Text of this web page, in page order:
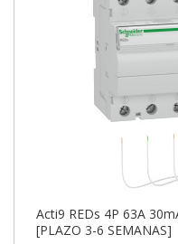
Acti9 REDs 4P 63A
[PLAZO 3-6 SEMANAS]